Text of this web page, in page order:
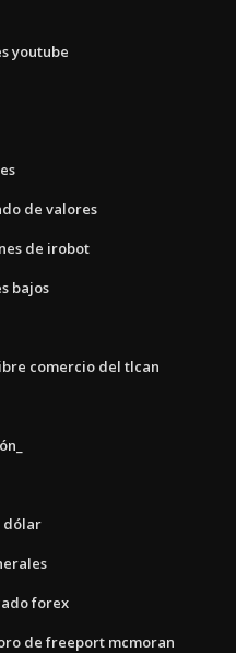
youtube
de valores
de irobot
bajos
comercio del tlcan
dólar
forex
de freeport mcmoran